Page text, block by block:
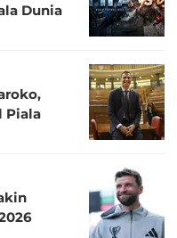
Dunia
Piala